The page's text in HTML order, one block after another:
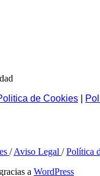
de Cookies
/Aviso Legal /Política
a WordPress